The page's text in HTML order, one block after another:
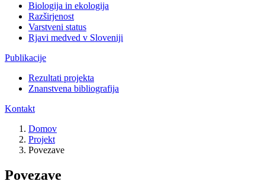
Biologija in ekologija
Razširjenost
Varstveni status
Rjavi medved v Sloveniji
Publikacije
Rezultati projekta
Znanstvena bibliografija
Kontakt
Domov
Projekt
Povezave
Povezave